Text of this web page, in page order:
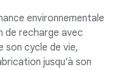
environnementale
de recharge avec
son cycle de vie,
jusqu'à son